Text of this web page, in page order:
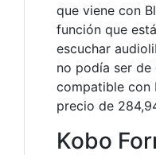
que viene con
función que
escuchar
no podía ser de
compatible con
precio de
Kobo